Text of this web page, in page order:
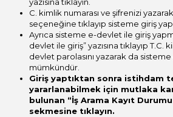
yazısına tıklayın.
C. kimlik numarası ve şifrenizi
seçeneğine tıklayıp sisteme giriş
Ayrıca sisteme e-devlet ile giriş
devlet ile giriş” yazısına tıklayıp T.C.
devlet parolasını yazarak da
mümkündür.
Giriş yaptıktan sonra istihdam
yararlanabilmek için mutlaka
bulunan “İş Arama Kayıt
sekmesine tıklayın.